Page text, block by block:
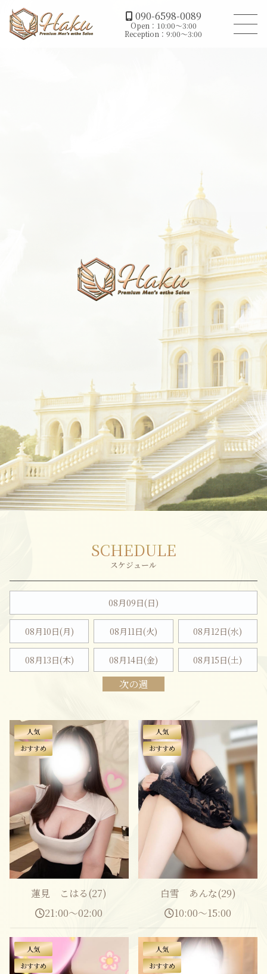
090-6598-0089
Open：10:00～3:00
Reception：9:00～3:00
SCHEDULE
08月09日(日)
08月10日(月) 08月11日(火) 08月12日(水)
08月13日(木) 08月14日(金) 08月15日(土)
次の週
人気
おすすめ
蓮見 こはる(27)
21:00～02:00
人気
おすすめ
白雪 あんな(29)
10:00～15:00
人気
おすすめ
人気
おすすめ